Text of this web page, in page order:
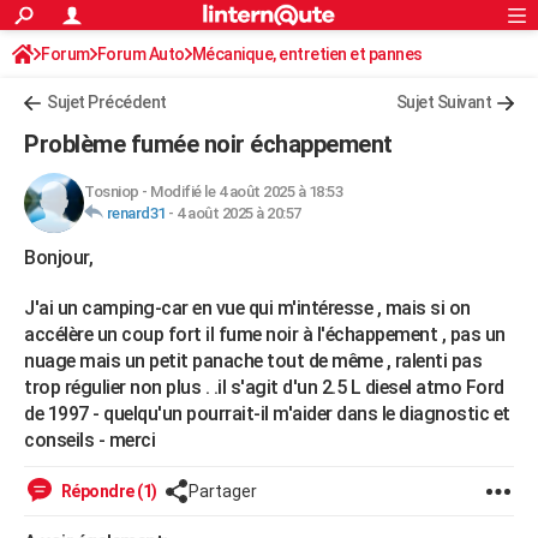
ACTUALITÉS
Politique
Société
Faits Divers
Education
Monde
Villes
+
FINANCE
Retraite
Impôts
Epargne
Immobilier
Risques naturels par ville
Banque
Assurance
Crédit
AUTO
Essais
Réserver un essai
Citadines
Berlines
SUV
Forum auto
+HIGH-TECH
Mobiles
Meilleur smartphone
Internet
Ordinateurs
Jeux vidéo
Guide high-tech
+
Forum
Aménagement intérieur
Extérieur
Cuisine
Salle de bains
Jardinage
Rangement
WEEK-END
Guides de France
Escapades
Patrimoine
Expositions
Musées
Week-end nature
+LIFESTYLE
Rechercher
S'inscrire
Connexion
Forum Forum Auto Mécanique, entretien et pannes
Sujet Précédent Sujet Suivant
Problème fumée noir échappement
Tosniop - Modifié le 4 août 2025 à 18:53
renard31 - 4 août 2025 à 20:57
Bonjour,
J'ai un camping-car en vue qui m'intéresse , mais si on
accélère un coup fort il fume noir à l'échappement , pas un
nuage mais un petit panache tout de même , ralenti pas
trop régulier non plus . .il s'agit d'un 2.5 L diesel atmo Ford
de 1997 - quelqu'un pourrait-il m'aider dans le diagnostic et
conseils - merci
Répondre (1) Partager